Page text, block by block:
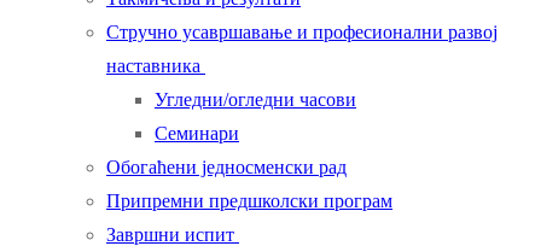
Стручно усавршавање и професионални развој
наставника
Угледни/огледни часови
Семинари
Обогаћени једносменски рад
Припремни предшколски програм
Завршни испит